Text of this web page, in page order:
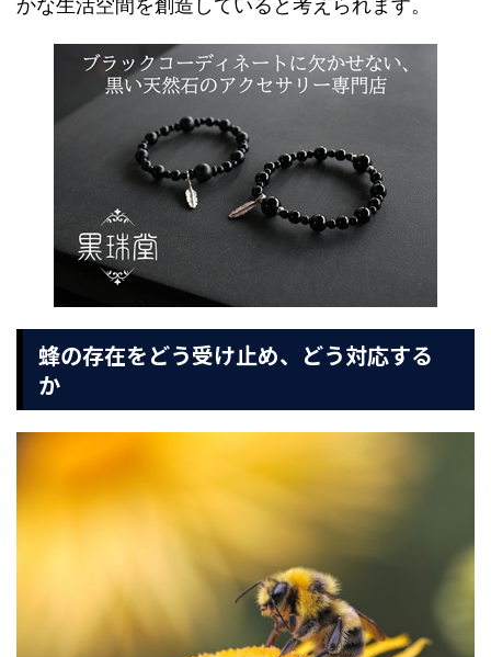
かな生活空間を創造していると考えられます。
蜂の存在をどう受け止め、どう対応する
か